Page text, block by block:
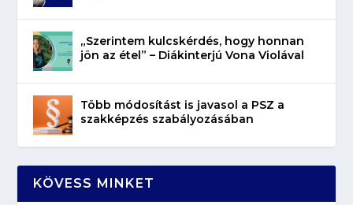
„Szerintem kulcskérdés, hogy honnan
jön az étel” – Diákinterjú Vona Violával
Több módosítást is javasol a PSZ a
szakképzés szabályozásában
KÖVESS MINKET